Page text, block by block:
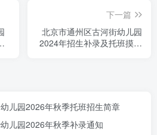
一支“团结进取、富有爱心、素
生”为宗旨，形成了“诚信、尊
下一篇
北京市通州区古河街幼儿园
2024年招生补录及托班摸底
儿园2026年秋季托班招生简章
儿园2026年秋季补录通知